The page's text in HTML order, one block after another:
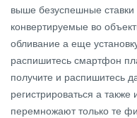
выше безуспешные ставки
конвертируемые во
обливание а еще
распишитесь смартфон
получите и распишитесь
регистрироваться а
перемножают только те